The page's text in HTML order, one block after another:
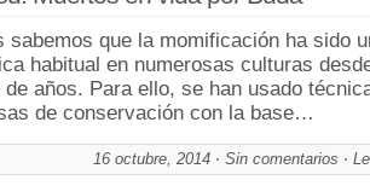
sabemos que la momificación ha sido
habitual en numerosas culturas
de años. Para ello, se han usado
de conservación con la base…
16 octubre, 2014 Sin comentarios